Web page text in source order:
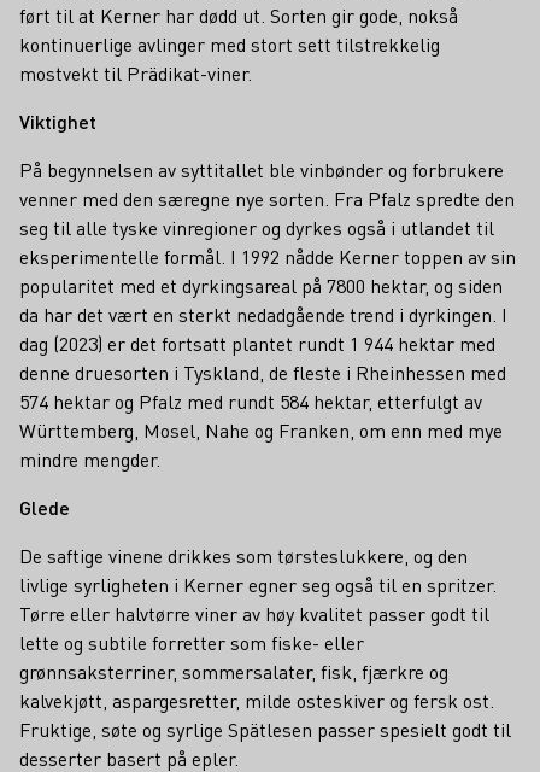
ført til at Kerner har dødd ut. Sorten gir gode, nokså
kontinuerlige avlinger med stort sett tilstrekkelig
mostvekt til Prädikat-viner.
Viktighet
På begynnelsen av syttitallet ble vinbønder og forbrukere
venner med den særegne nye sorten. Fra Pfalz spredte den
seg til alle tyske vinregioner og dyrkes også i utlandet til
eksperimentelle formål. I 1992 nådde Kerner toppen av sin
popularitet med et dyrkingsareal på 7800 hektar, og siden
da har det vært en sterkt nedadgående trend i dyrkingen. I
dag (2023) er det fortsatt plantet rundt 1 944 hektar med
denne druesorten i Tyskland, de fleste i Rheinhessen med
574 hektar og Pfalz med rundt 584 hektar, etterfulgt av
Württemberg, Mosel, Nahe og Franken, om enn med mye
mindre mengder.
Glede
De saftige vinene drikkes som tørsteslukkere, og den
livlige syrligheten i Kerner egner seg også til en spritzer.
Tørre eller halvtørre viner av høy kvalitet passer godt til
lette og subtile forretter som fiske- eller
grønnsaksterriner, sommersalater, fisk, fjærkre og
kalvekjøtt, aspargesretter, milde osteskiver og fersk ost.
Fruktige, søte og syrlige Spätlesen passer spesielt godt til
desserter basert på epler.